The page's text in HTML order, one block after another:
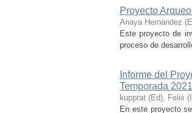
Proyecto
Anaya Hernández
Este proyecto de
proceso de
Informe del
Temporada 2021
kupprat (Ed), Felix (
En este proyecto